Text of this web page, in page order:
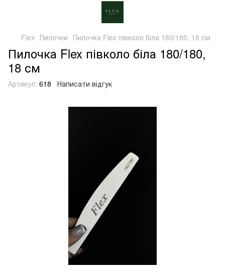
Flex Пилочки Пилочка Flex півколо біла 180/180, 18 см
Пилочка Flex півколо біла 180/180,
18 см
Артикул: 618 Написати відгук